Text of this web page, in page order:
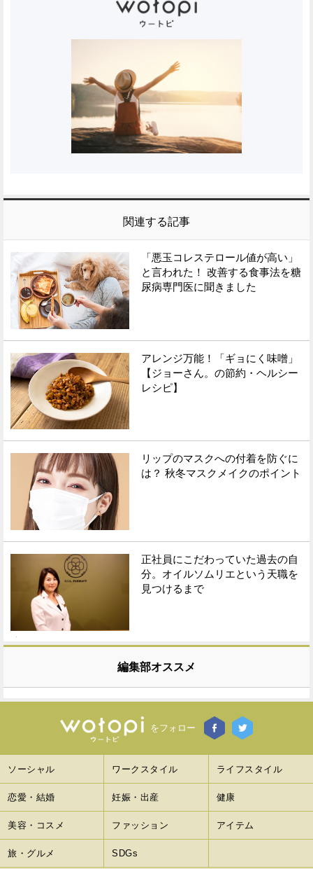
関連する記事
「悪玉コレステロール値が高い」
と言われた！ 改善する食事法を糖
尿病専門医に聞きました
アレンジ万能！「ギョにく味噌」
【ジョーさん。の節約・ヘルシー
レシピ】
リップのマスクへの付着を防ぐに
は？ 秋冬マスクメイクのポイント
正社員にこだわっていた過去の自
分。オイルソムリエという天職を
見つけるまで
編集部オススメ
をフォロー
ソーシャル ワークスタイル ライフスタイル
恋愛・結婚 妊娠・出産 健康
美容・コスメ ファッション アイテム
旅・グルメ SDGs